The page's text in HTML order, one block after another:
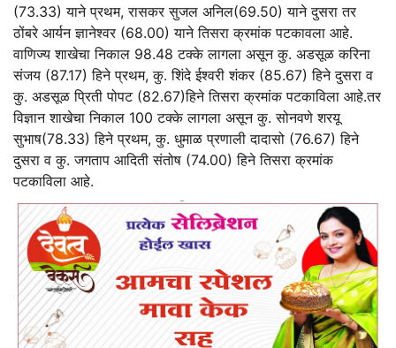
(73.33) याने प्रथम, रासकर सुजल अनिल(69.50) याने दुसरा तर
ठोंबरे आर्यन ज्ञानेश्वर (68.00) याने तिसरा क्रमांक पटकावला आहे.
वाणिज्य शाखेचा निकाल 98.48 टक्के लागला असून कु. अडसूळ करिना
संजय (87.17) हिने प्रथम, कु. शिंदे ईश्वरी शंकर (85.67) हिने दुसरा व
कु. अडसूळ प्रिती पोपट (82.67)हिने तिसरा क्रमांक पटकाविला आहे.तर
विज्ञान शाखेचा निकाल 100 टक्के लागला असून कु. सोनवणे शरयू
सुभाष(78.33) हिने प्रथम, कु. धुमाळ प्रणाली दादासो (76.67) हिने
दुसरा व कु. जगताप आदिती संतोष (74.00) हिने तिसरा क्रमांक
पटकाविला आहे.